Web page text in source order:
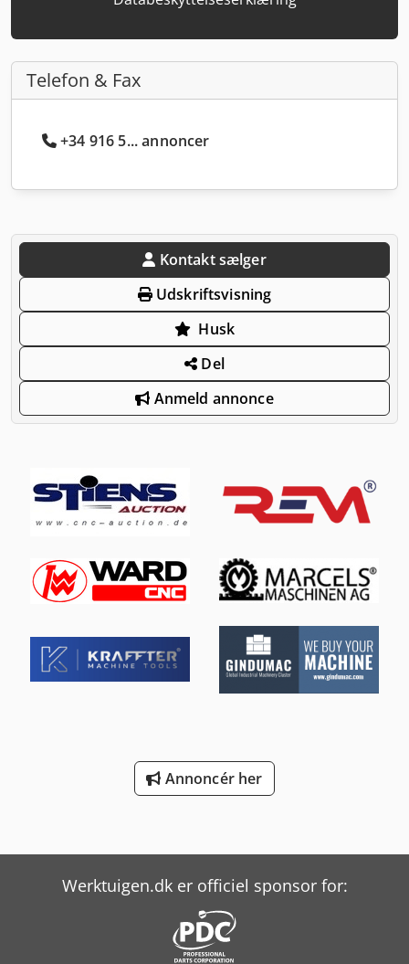
Telefon & Fax
+34 916 5... annoncer
Kontakt sælger
Udskriftsvisning
Husk
Del
Anmeld annonce
Annoncér her
Werktuigen.dk er officiel sponsor for: